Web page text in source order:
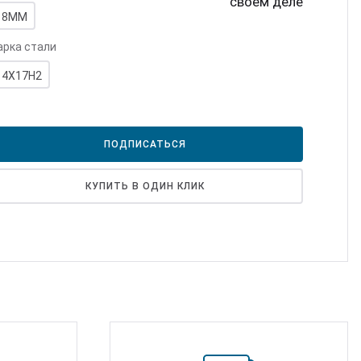
стали
ПОДПИСАТЬСЯ
КУПИТЬ В ОДИН КЛИК